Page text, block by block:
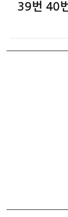
39번 40